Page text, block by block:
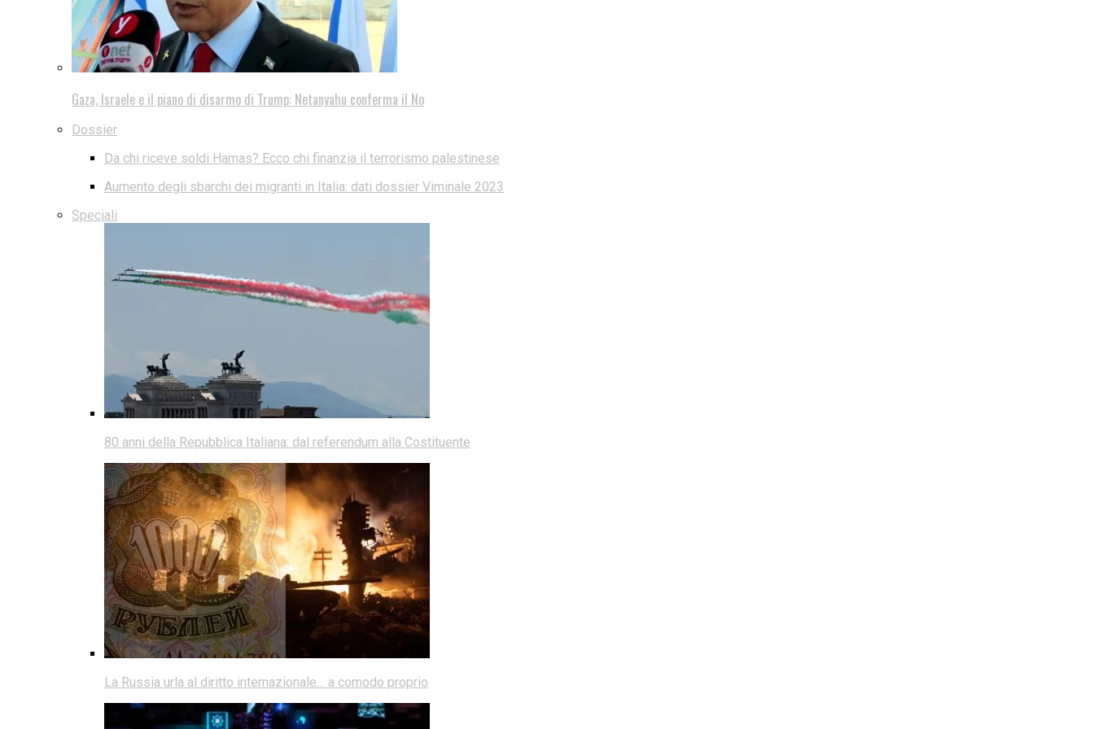
Gaza, Israele e il piano di disarmo di Trump: Netanyahu conferma il No
Dossier
Da chi riceve soldi Hamas? Ecco chi finanzia il terrorismo palestinese
Aumento degli sbarchi dei migranti in Italia: dati dossier Viminale 2023
Speciali
80 anni della Repubblica Italiana: dal referendum alla Costituente
La Russia urla al diritto internazionale… a comodo proprio